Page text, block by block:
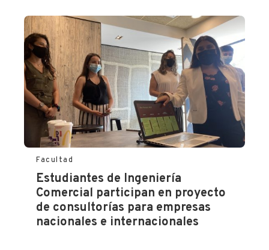
Facultad
Estudiantes de Ingeniería
Comercial participan en proyecto
de consultorías para empresas
nacionales e internacionales